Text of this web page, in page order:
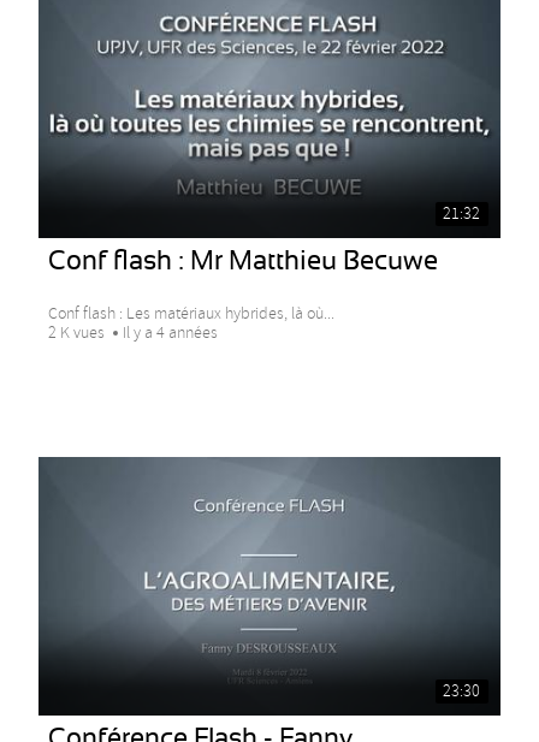
21:32
Conf flash : Mr Matthieu Becuwe
Conf flash : Les matériaux hybrides, là où...
2 K vues
Il y a 4 années
23:30